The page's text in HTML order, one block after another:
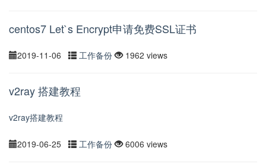
centos7 Let`s Encrypt申请免费SSL证书
2019-11-06 工作备份 1962 views
v2ray 搭建教程
v2ray搭建教程
2019-06-25 工作备份 6006 views